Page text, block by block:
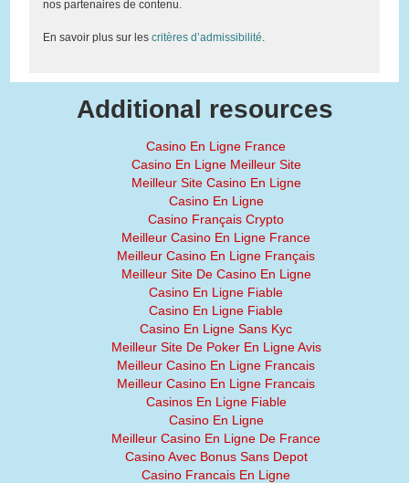
nos partenaires de contenu.
En savoir plus sur les critères d’admissibilité.
Additional resources
Casino En Ligne France
Casino En Ligne Meilleur Site
Meilleur Site Casino En Ligne
Casino En Ligne
Casino Français Crypto
Meilleur Casino En Ligne France
Meilleur Casino En Ligne Français
Meilleur Site De Casino En Ligne
Casino En Ligne Fiable
Casino En Ligne Fiable
Casino En Ligne Sans Kyc
Meilleur Site De Poker En Ligne Avis
Meilleur Casino En Ligne Francais
Meilleur Casino En Ligne Francais
Casinos En Ligne Fiable
Casino En Ligne
Meilleur Casino En Ligne De France
Casino Avec Bonus Sans Depot
Casino Francais En Ligne